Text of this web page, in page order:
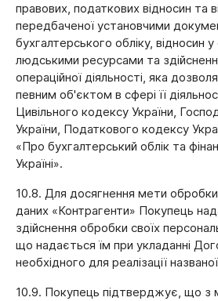
правових, податкових відносин та
передбаченої установчими
бухгалтерського обліку, відносин у
людськими ресурсами та
операційної діяльності, яка
певним об'єктом в сфері її
Цивільного кодексу України,
України, Податкового кодексу
«Про бухгалтерський облік та
Україні».
10.8. Для досягнення мети
даних «Контрагенти» Покупець
здійснення обробки своїх
що надається їм при укладанні
необхідного для реалізації
10.9. Покупець підтверджує, що з